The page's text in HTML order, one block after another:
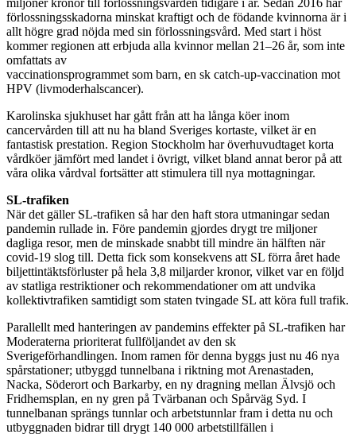
förlossningsskadorna minskat kraftigt och de födande kvinnorna är i
allt högre grad nöjda med sin förlossningsvård. Med start i höst
kommer regionen att erbjuda alla kvinnor mellan 21–26 år, som inte
omfattats av
vaccinationsprogrammet som barn, en sk catch-up-vaccination mot
HPV (livmoderhalscancer).
Karolinska sjukhuset har gått från att ha långa köer inom
cancervården till att nu ha bland Sveriges kortaste, vilket är en
fantastisk prestation. Region Stockholm har överhuvudtaget korta
vårdköer jämfört med landet i övrigt, vilket bland annat beror på att
våra olika vårdval fortsätter att stimulera till nya mottagningar.
SL-trafiken
När det gäller SL-trafiken så har den haft stora utmaningar sedan
pandemin rullade in. Före pandemin gjordes drygt tre miljoner
dagliga resor, men de minskade snabbt till mindre än hälften när
covid-19 slog till. Detta fick som konsekvens att SL förra året hade
biljettintäktsförluster på hela 3,8 miljarder kronor, vilket var en följd
av statliga restriktioner och rekommendationer om att undvika
kollektivtrafiken samtidigt som staten tvingade SL att köra full trafik.
Parallellt med hanteringen av pandemins effekter på SL-trafiken har
Moderaterna prioriterat fullföljandet av den sk
Sverigeförhandlingen. Inom ramen för denna byggs just nu 46 nya
spårstationer; utbyggd tunnelbana i riktning mot Arenastaden,
Nacka, Söderort och Barkarby, en ny dragning mellan Älvsjö och
Fridhemsplan, en ny gren på Tvärbanan och Spårväg Syd. I
tunnelbanan sprängs tunnlar och arbetstunnlar fram i detta nu och
utbyggnaden bidrar till drygt 140 000 arbetstillfällen i